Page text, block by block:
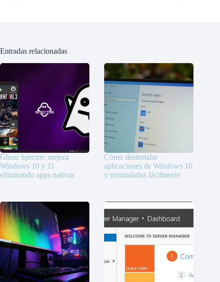
Entradas relacionadas
Ghost Spectre: mejora
Windows 10 y 11
eliminando apps nativas
Cómo desinstalar
aplicaciones de Windows 10
y reinstalarlas fácilmente